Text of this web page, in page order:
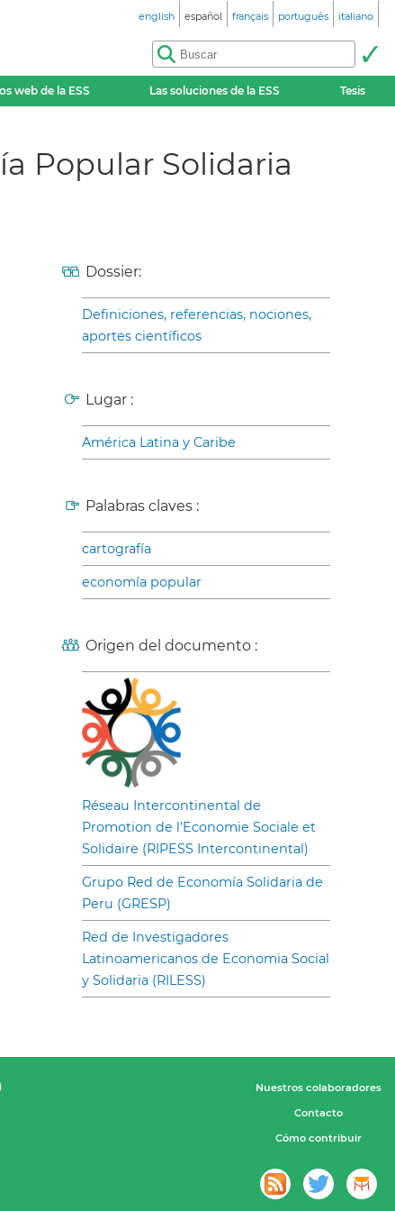
english español français português italiano
web de la ESS Las soluciones de la ESS Tesis
Popular Solidaria
Dossier:
Definiciones, referencias, nociones,
aportes científicos
Lugar :
América Latina y Caribe
Palabras claves :
cartografía
economía popular
Origen del documento :
Réseau Intercontinental de
Promotion de l’Economie Sociale et
Solidaire (RIPESS Intercontinental)
Grupo Red de Economía Solidaria de
Peru (GRESP)
Red de Investigadores
Latinoamericanos de Economia Social
y Solidaria (RILESS)
Nuestros colaboradores
Contacto
Cómo contribuir